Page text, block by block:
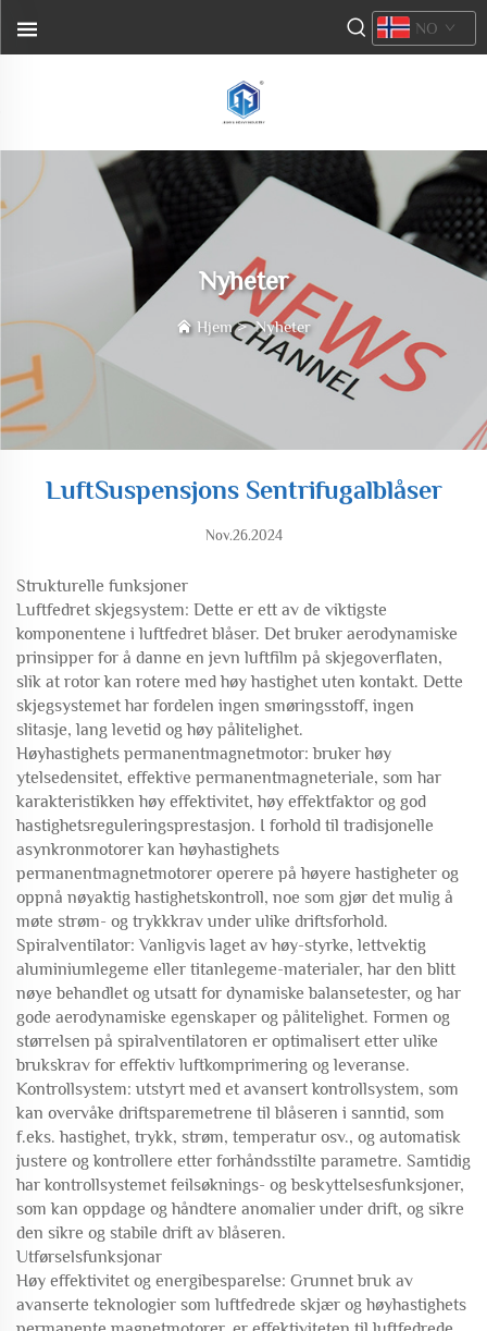
NO
Nyheter
Hjem>Nyheter
LuftSuspensjons Sentrifugalblåser
Nov.26.2024
Strukturelle funksjoner
Luftfedret skjegsystem: Dette er ett av de viktigste
komponentene i luftfedret blåser. Det bruker aerodynamiske
prinsipper for å danne en jevn luftfilm på skjegoverflaten,
slik at rotor kan rotere med høy hastighet uten kontakt. Dette
skjegsystemet har fordelen ingen smøringsstoff, ingen
slitasje, lang levetid og høy pålitelighet.
Høyhastighets permanentmagnetmotor: bruker høy
ytelsedensitet, effektive permanentmagneteriale, som har
karakteristikken høy effektivitet, høy effektfaktor og god
hastighetsreguleringsprestasjon. I forhold til tradisjonelle
asynkronmotorer kan høyhastighets
permanentmagnetmotorer operere på høyere hastigheter og
oppnå nøyaktig hastighetskontroll, noe som gjør det mulig å
møte strøm- og trykkkrav under ulike driftsforhold.
Spiralventilator: Vanligvis laget av høy-styrke, lettvektig
aluminiumlegeme eller titanlegeme-materialer, har den blitt
nøye behandlet og utsatt for dynamiske balansetester, og har
gode aerodynamiske egenskaper og pålitelighet. Formen og
størrelsen på spiralventilatoren er optimalisert etter ulike
brukskrav for effektiv luftkomprimering og leveranse.
Kontrollsystem: utstyrt med et avansert kontrollsystem, som
kan overvåke driftsparemetrene til blåseren i sanntid, som
f.eks. hastighet, trykk, strøm, temperatur osv., og automatisk
justere og kontrollere etter forhåndsstilte parametre. Samtidig
har kontrollsystemet feilsøknings- og beskyttelsesfunksjoner,
som kan oppdage og håndtere anomalier under drift, og sikre
den sikre og stabile drift av blåseren.
Utførselsfunksjonar
Høy effektivitet og energibesparelse: Grunnet bruk av
avanserte teknologier som luftfedrede skjær og høyhastighets